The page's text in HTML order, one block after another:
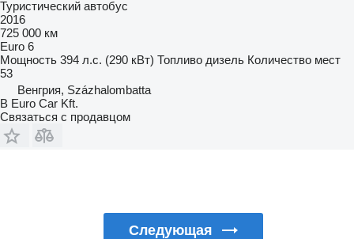
Туристический автобус
2016
725 000 км
Euro 6
Мощность 394 л.с. (290 кВт) Топливо дизель Количество мест
53
Венгрия, Százhalombatta
B Euro Car Kft.
Связаться с продавцом
Следующая